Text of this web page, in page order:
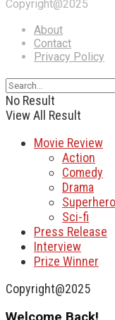
Copyright@2025
About
Contact
Privacy Policy
No Result
View All Result
Movie Review
Action
Comedy
Drama
Superhero
Sci-fi
Press Release
Interview
Prize Winner
Copyright@2025